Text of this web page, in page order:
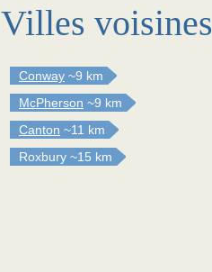
Villes voisines
Conway ~9 km
McPherson ~9 km
Canton ~11 km
Roxbury ~15 km